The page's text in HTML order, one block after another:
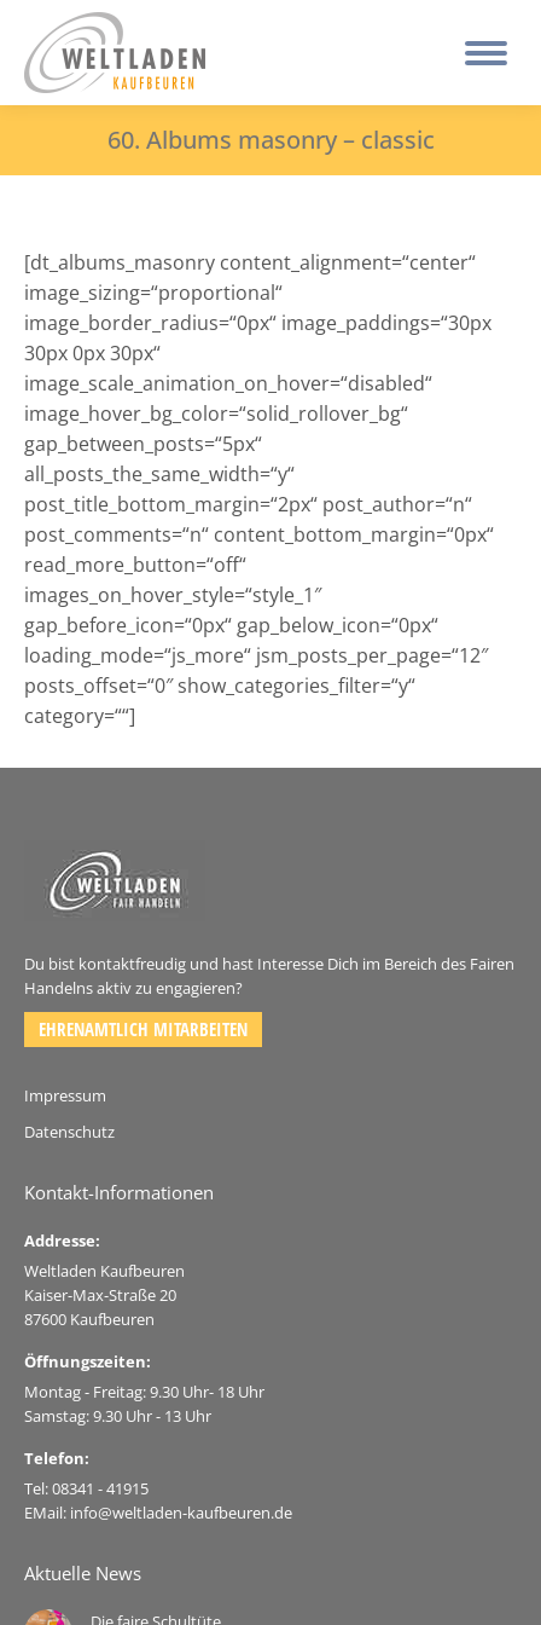
60. Albums masonry – classic
[dt_albums_masonry content_alignment=“center“
image_sizing=“proportional“
image_border_radius=“0px“ image_paddings=“30px
30px 0px 30px“
image_scale_animation_on_hover=“disabled“
image_hover_bg_color=“solid_rollover_bg“
gap_between_posts=“5px“
all_posts_the_same_width=“y“
post_title_bottom_margin=“2px“ post_author=“n“
post_comments=“n“ content_bottom_margin=“0px“
read_more_button=“off“
images_on_hover_style=“style_1″
gap_before_icon=“0px“ gap_below_icon=“0px“
loading_mode=“js_more“ jsm_posts_per_page=“12″
posts_offset=“0″ show_categories_filter=“y“
category=““]
Du bist kontaktfreudig und hast Interesse Dich im Bereich des Fairen
Handelns aktiv zu engagieren?
EHRENAMTLICH MITARBEITEN
Impressum
Datenschutz
Kontakt-Informationen
Addresse:
Weltladen Kaufbeuren
Kaiser-Max-Straße 20
87600 Kaufbeuren
Öffnungszeiten:
Montag - Freitag: 9.30 Uhr- 18 Uhr
Samstag: 9.30 Uhr - 13 Uhr
Telefon:
Tel: 08341 - 41915
EMail: info@weltladen-kaufbeuren.de
Aktuelle News